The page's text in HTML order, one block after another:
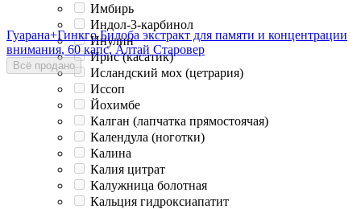
Имбирь
Индол-3-карбинол
Инулин
Ирис (касатик)
Исландский мох (цетрария)
Иссоп
Йохимбе
Калган (лапчатка прямостоячая)
Календула (ноготки)
Калина
Калия цитрат
Калужница болотная
Кальция гидроксиапатит
Гуарана+Гинкго Билоба экстракт для памяти и концентрации
внимания, 60 капс, Алтай Старовер
Всё продано